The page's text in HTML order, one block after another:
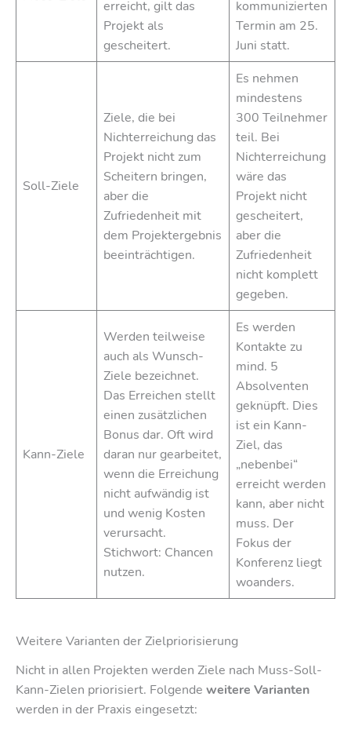
erreicht, gilt das
Projekt als
gescheitert.
kommunizierten
Termin am 25.
Juni statt.
Soll-Ziele
Ziele, die bei
Nichterreichung das
Projekt nicht zum
Scheitern bringen,
aber die
Zufriedenheit mit
dem Projektergebnis
beeinträchtigen.
Es nehmen
mindestens
300 Teilnehmer
teil. Bei
Nichterreichung
wäre das
Projekt nicht
gescheitert,
aber die
Zufriedenheit
nicht komplett
gegeben.
Kann-Ziele
Werden teilweise
auch als Wunsch-
Ziele bezeichnet.
Das Erreichen stellt
einen zusätzlichen
Bonus dar. Oft wird
daran nur gearbeitet,
wenn die Erreichung
nicht aufwändig ist
und wenig Kosten
verursacht.
Stichwort: Chancen
nutzen.
Es werden
Kontakte zu
mind. 5
Absolventen
geknüpft. Dies
ist ein Kann-
Ziel, das
„nebenbei“
erreicht werden
kann, aber nicht
muss. Der
Fokus der
Konferenz liegt
woanders.
Weitere Varianten der Zielpriorisierung
Nicht in allen Projekten werden Ziele nach Muss-Soll-
Kann-Zielen priorisiert. Folgende weitere Varianten
werden in der Praxis eingesetzt: